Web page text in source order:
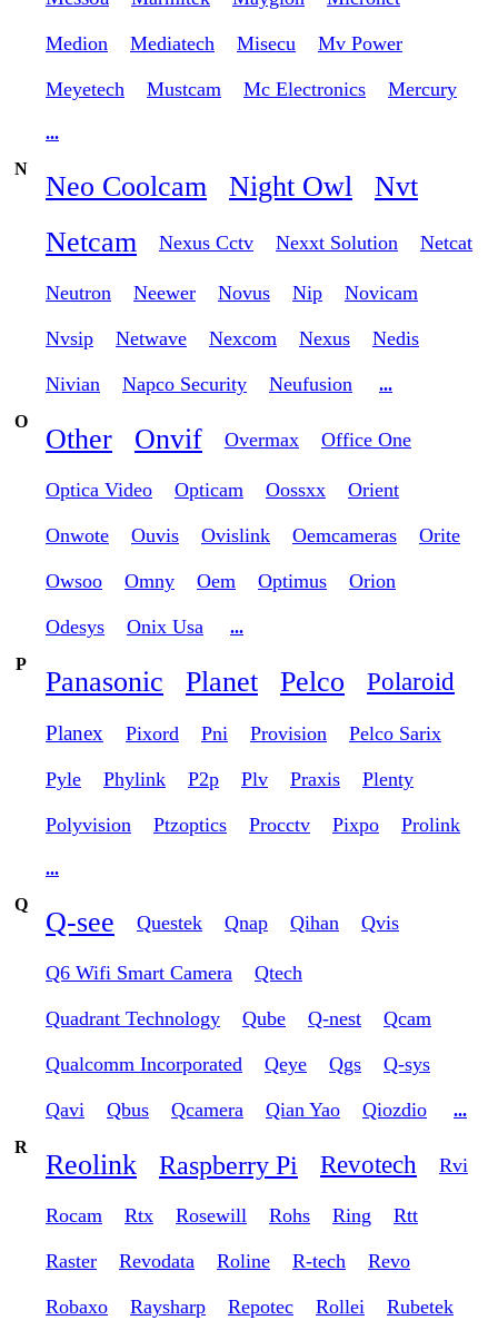
Medion Mediatech Misecu Mv Power
Meyetech Mustcam Mc Electronics Mercury
...
N
Neo Coolcam Night Owl
Nvt
Netcam
Nexus Cctv Nexxt Solution Netcat
Neutron Neewer Novus Nip Novicam
Nvsip Netwave Nexcom Nexus Nedis
Nivian Napco Security Neufusion
...
O
Other Onvif Overmax Office One
Optica Video Opticam Oossxx Orient
Onwote Ouvis Ovislink Oemcameras Orite
Owsoo Omny Oem Optimus Orion
Odesys Onix Usa
...
P
Panasonic Planet Pelco Polaroid
Planex Pixord Pni Provision Pelco Sarix
Pyle Phylink P2p Plv Praxis Plenty
Polyvision Ptzoptics Procctv Pixpo Prolink
...
Q
Q-see Questek Qnap Qihan Qvis
Q6 Wifi Smart Camera Qtech
Quadrant Technology Qube Q-nest Qcam
Qualcomm Incorporated Qeye Qgs Q-sys
Qavi Qbus Qcamera Qian Yao Qiozdio
...
R
Reolink Raspberry Pi Revotech Rvi
Rocam Rtx Rosewill Rohs Ring Rtt
Raster Revodata Roline R-tech Revo
Robaxo Raysharp Repotec Rollei Rubetek